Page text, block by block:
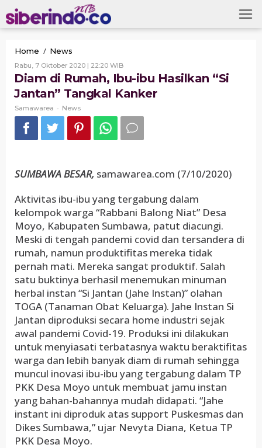
to
content
Home / News
di
Rumah,
Ibu-
ibu
Hasilkan
“Si
Jantan”
Tangkal
Rabu, 7 Oktober 2020 | 22:20 WIBOleh
Samawarea
Diam di Rumah, Ibu-ibu Hasilkan “Si
Jantan” Tangkal Kanker
Samawarea - News
SUMBAWA BESAR, samawarea.com (7/10/2020)
Aktivitas ibu-ibu yang tergabung dalam
kelompok warga “Rabbani Balong Niat” Desa
Moyo, Kabupaten Sumbawa, patut diacungi.
Meski di tengah pandemi covid dan tersandera di
rumah, namun produktifitas mereka tidak
pernah mati. Mereka sangat produktif. Salah
satu buktinya berhasil menemukan minuman
herbal instan “Si Jantan (Jahe Instan)” olahan
TOGA (Tanaman Obat Keluarga). Jahe Instan Si
Jantan diproduksi secara home industri sejak
awal pandemi Covid-19. Produksi ini dilakukan
untuk menyiasati terbatasnya waktu beraktifitas
warga dan lebih banyak diam di rumah sehingga
muncul inovasi ibu-ibu yang tergabung dalam TP
PKK Desa Moyo untuk membuat jamu instan
yang bahan-bahannya mudah didapati. “Jahe
instant ini diproduk atas support Puskesmas dan
Dikes Sumbawa,” ujar Nevyta Diana, Ketua TP
PKK Desa Moyo.